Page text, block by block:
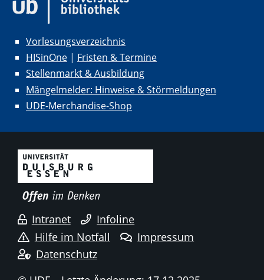
Vorlesungsverzeichnis
HISinOne | Fristen & Termine
Stellenmarkt & Ausbildung
Mängelmelder: Hinweise & Störmeldungen
UDE-Merchandise-Shop
Intranet
Infoline
Hilfe im Notfall
Impressum
Datenschutz